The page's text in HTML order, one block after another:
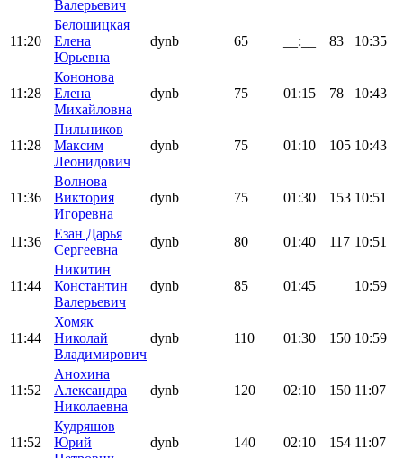
Валерьевич
11:20
Белошицкая
Елена
Юрьевна
dynb 65 __:__ 83 10:35
11:28
Кононова
Елена
Михайловна
dynb 75 01:15 78 10:43
11:28
Пильников
Максим
Леонидович
dynb 75 01:10 105 10:43
11:36
Волнова
Виктория
Игоревна
dynb 75 01:30 153 10:51
11:36
Езан Дарья
Сергеевна
dynb 80 01:40 117 10:51
11:44
Никитин
Константин
Валерьевич
dynb 85 01:45 10:59
11:44
Хомяк
Николай
Владимирович
dynb 110 01:30 150 10:59
11:52
Анохина
Александра
Николаевна
dynb 120 02:10 150 11:07
11:52
Кудряшов
Юрий
dynb 140 02:10 154 11:07